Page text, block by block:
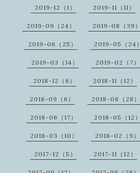
2019-12（1） 2019-11（11）
2019-09（24） 2019-08（39）
2019-06（25） 2019-05（24）
2019-03（14） 2019-02（7）
2018-12（6） 2018-11（12）
2018-09（6） 2018-08（28）
2018-06（17） 2018-05（12）
2018-03（10） 2018-02（9）
2017-12（5） 2017-11（12）